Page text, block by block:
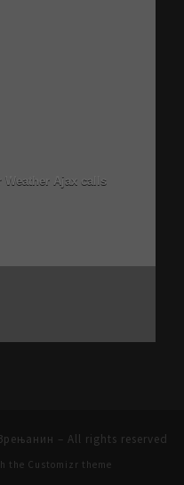
Ajax calls
– All rights reserved
the Customizr theme